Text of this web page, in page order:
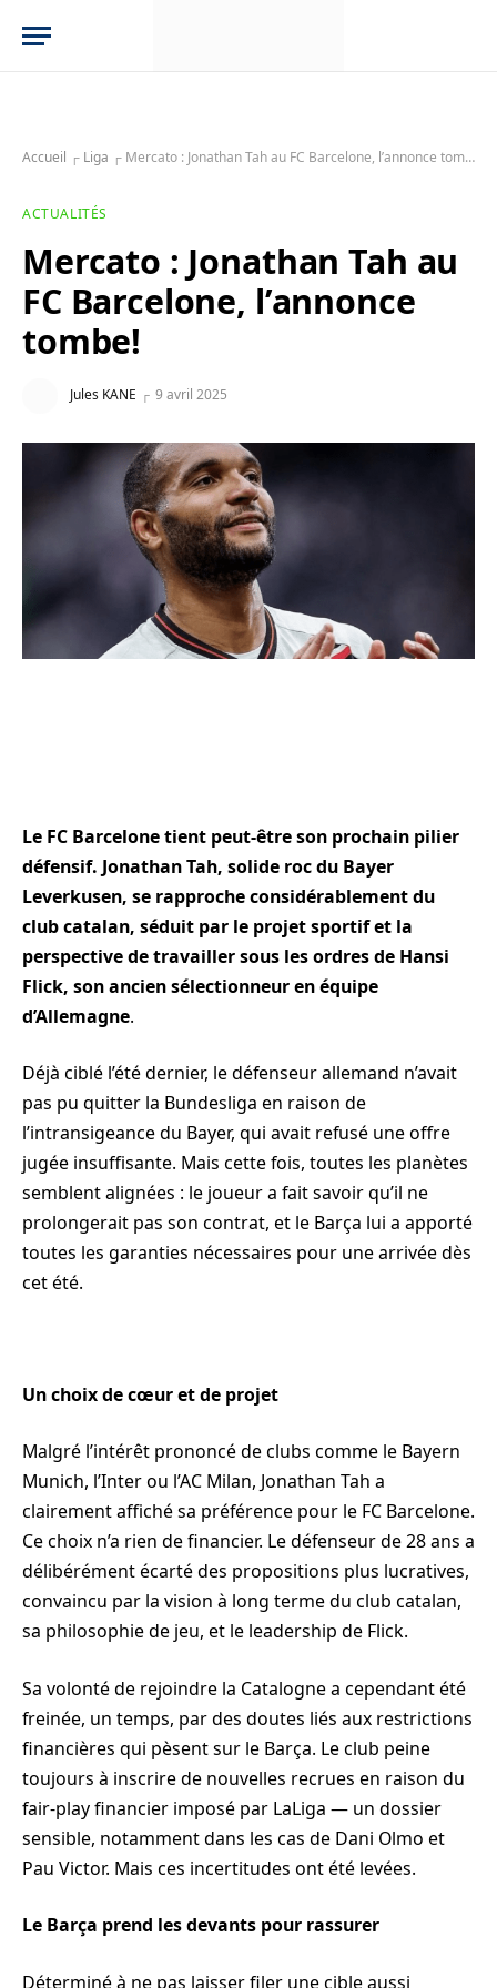
Accueil ┌ Liga ┌ Mercato : Jonathan Tah au FC Barcelone, l’annonce tombe!
ACTUALITÉS
Mercato : Jonathan Tah au
FC Barcelone, l’annonce
tombe!
Jules KANE 9 avril 2025
Le FC Barcelone tient peut-être son prochain pilier
défensif. Jonathan Tah, solide roc du Bayer
Leverkusen, se rapproche considérablement du
club catalan, séduit par le projet sportif et la
perspective de travailler sous les ordres de Hansi
Flick, son ancien sélectionneur en équipe
d’Allemagne.
Déjà ciblé l’été dernier, le défenseur allemand n’avait
pas pu quitter la Bundesliga en raison de
l’intransigeance du Bayer, qui avait refusé une offre
jugée insuffisante. Mais cette fois, toutes les planètes
semblent alignées : le joueur a fait savoir qu’il ne
prolongerait pas son contrat, et le Barça lui a apporté
toutes les garanties nécessaires pour une arrivée dès
cet été.
Un choix de cœur et de projet
Malgré l’intérêt prononcé de clubs comme le Bayern
Munich, l’Inter ou l’AC Milan, Jonathan Tah a
clairement affiché sa préférence pour le FC Barcelone.
Ce choix n’a rien de financier. Le défenseur de 28 ans a
délibérément écarté des propositions plus lucratives,
convaincu par la vision à long terme du club catalan,
sa philosophie de jeu, et le leadership de Flick.
Sa volonté de rejoindre la Catalogne a cependant été
freinée, un temps, par des doutes liés aux restrictions
financières qui pèsent sur le Barça. Le club peine
toujours à inscrire de nouvelles recrues en raison du
fair-play financier imposé par LaLiga — un dossier
sensible, notamment dans les cas de Dani Olmo et
Pau Victor. Mais ces incertitudes ont été levées.
Le Barça prend les devants pour rassurer
Déterminé à ne pas laisser filer une cible aussi